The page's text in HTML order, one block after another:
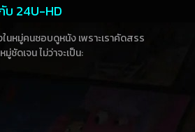
บ 24U-HD
นหมู่คนชอบดูหนัง เพราะเราคัดสรร
ดเจน ไม่ว่าจะเป็น: